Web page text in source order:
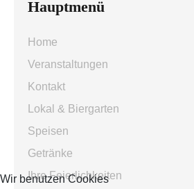
Hauptmenü
Home
Veranstaltungen
Kontakt
Lokal & Biergarten
Speisen
Getränke
Ihre Feierlichkeiten
Wir benutzen Cookies